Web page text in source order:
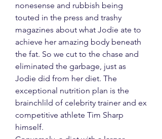
nonesense and rubbish being
touted in the press and trashy
magazines about what Jodie ate to
achieve her amazing body beneath
the fat. So we cut to the chase and
eliminated the garbage, just as
Jodie did from her diet. The
exceptional nutrition plan is the
brainchlild of celebrity trainer and ex
competitive athlete Tim Sharp
himself.